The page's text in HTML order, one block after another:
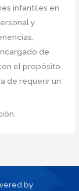
infantiles en
y
de
el propósito
de requerir un
by